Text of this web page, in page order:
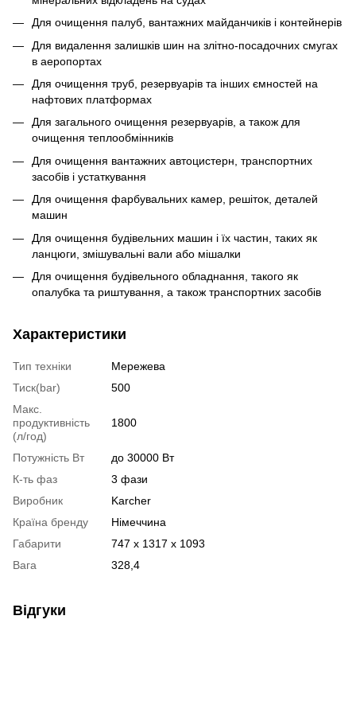
Для очищення палуб, вантажних майданчиків і контейнерів
Для видалення залишків шин на злітно-посадочних смугах
в аеропортах
Для очищення труб, резервуарів та інших ємностей на
нафтових платформах
Для загального очищення резервуарів, а також для
очищення теплообмінників
Для очищення вантажних автоцистерн, транспортних
засобів і устаткування
Для очищення фарбувальних камер, решіток, деталей
машин
Для очищення будівельних машин і їх частин, таких як
ланцюги, змішувальні вали або мішалки
Для очищення будівельного обладнання, такого як
опалубка та риштування, а також транспортних засобів
Характеристики
Тип техніки
Мережева
Тиск(bar)
500
Макс.
продуктивність
(л/год)
1800
Потужність Вт
до 30000 Вт
К-ть фаз
3 фази
Виробник
Karcher
Країна бренду
Німеччина
Габарити
747 x 1317 x 1093
Вага
328,4
Відгуки